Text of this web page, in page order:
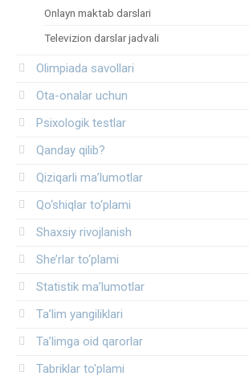
Onlayn maktab darslari
Televizion darslar jadvali
Olimpiada savollari
Ota-onalar uchun
Psixologik testlar
Qanday qilib?
Qiziqarli ma’lumotlar
Qo‘shiqlar to‘plami
Shaxsiy rivojlanish
She’rlar to‘plami
Statistik ma’lumotlar
Ta’lim yangiliklari
Ta’limga oid qarorlar
Tabriklar to'plami